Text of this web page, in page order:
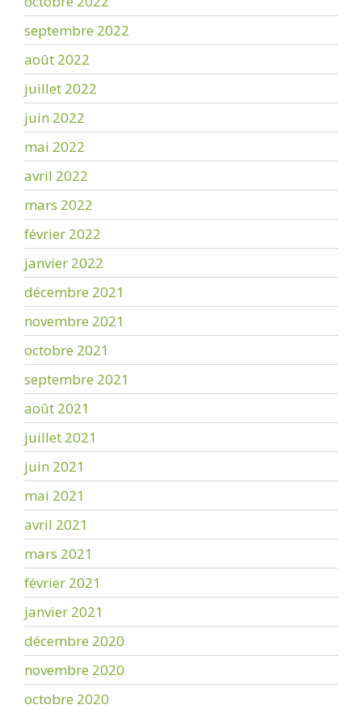
septembre 2022
août 2022
juillet 2022
juin 2022
mai 2022
avril 2022
mars 2022
février 2022
janvier 2022
décembre 2021
novembre 2021
octobre 2021
septembre 2021
août 2021
juillet 2021
juin 2021
mai 2021
avril 2021
mars 2021
février 2021
janvier 2021
décembre 2020
novembre 2020
octobre 2020